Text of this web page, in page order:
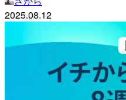
2025.08.12